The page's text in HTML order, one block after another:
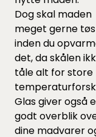
Dog skal maden
meget gerne
inden du
det, da skålen
tåle alt for store
Glas giver også
godt overblik
dine madvarer